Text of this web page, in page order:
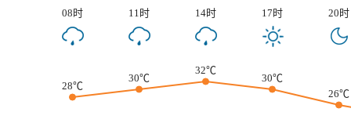
08时 11时 14时 17时 20时
28℃
30℃
32℃
30℃
26℃